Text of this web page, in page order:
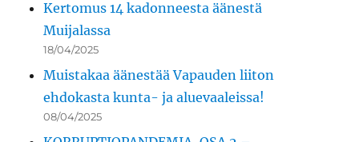
Kertomus 14 kadonneesta äänestä
Muijalassa
18/04/2025
Muistakaa äänestää Vapauden liiton
ehdokasta kunta- ja aluevaaleissa!
08/04/2025